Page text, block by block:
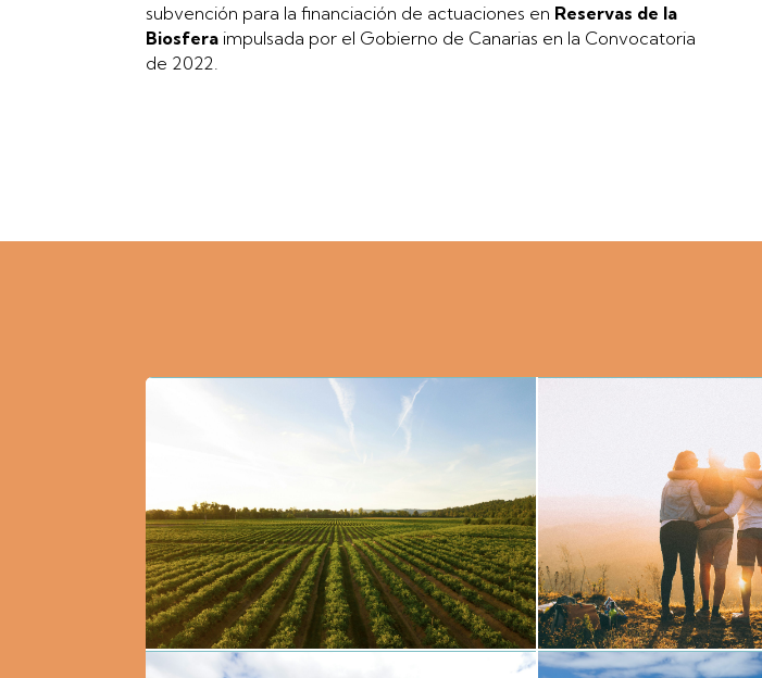
subvención para la financiación de actuaciones en Reservas de la
Biosfera impulsada por el Gobierno de Canarias en la Convocatoria
de 2022.